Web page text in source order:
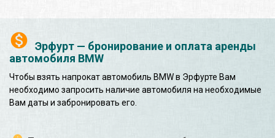
Эрфурт — бронирование и оплата аренды
автомобиля BMW
Чтобы взять напрокат автомобиль BMW в Эрфурте Вам
необходимо запросить наличие автомобиля на необходимые
Вам даты и забронировать его.